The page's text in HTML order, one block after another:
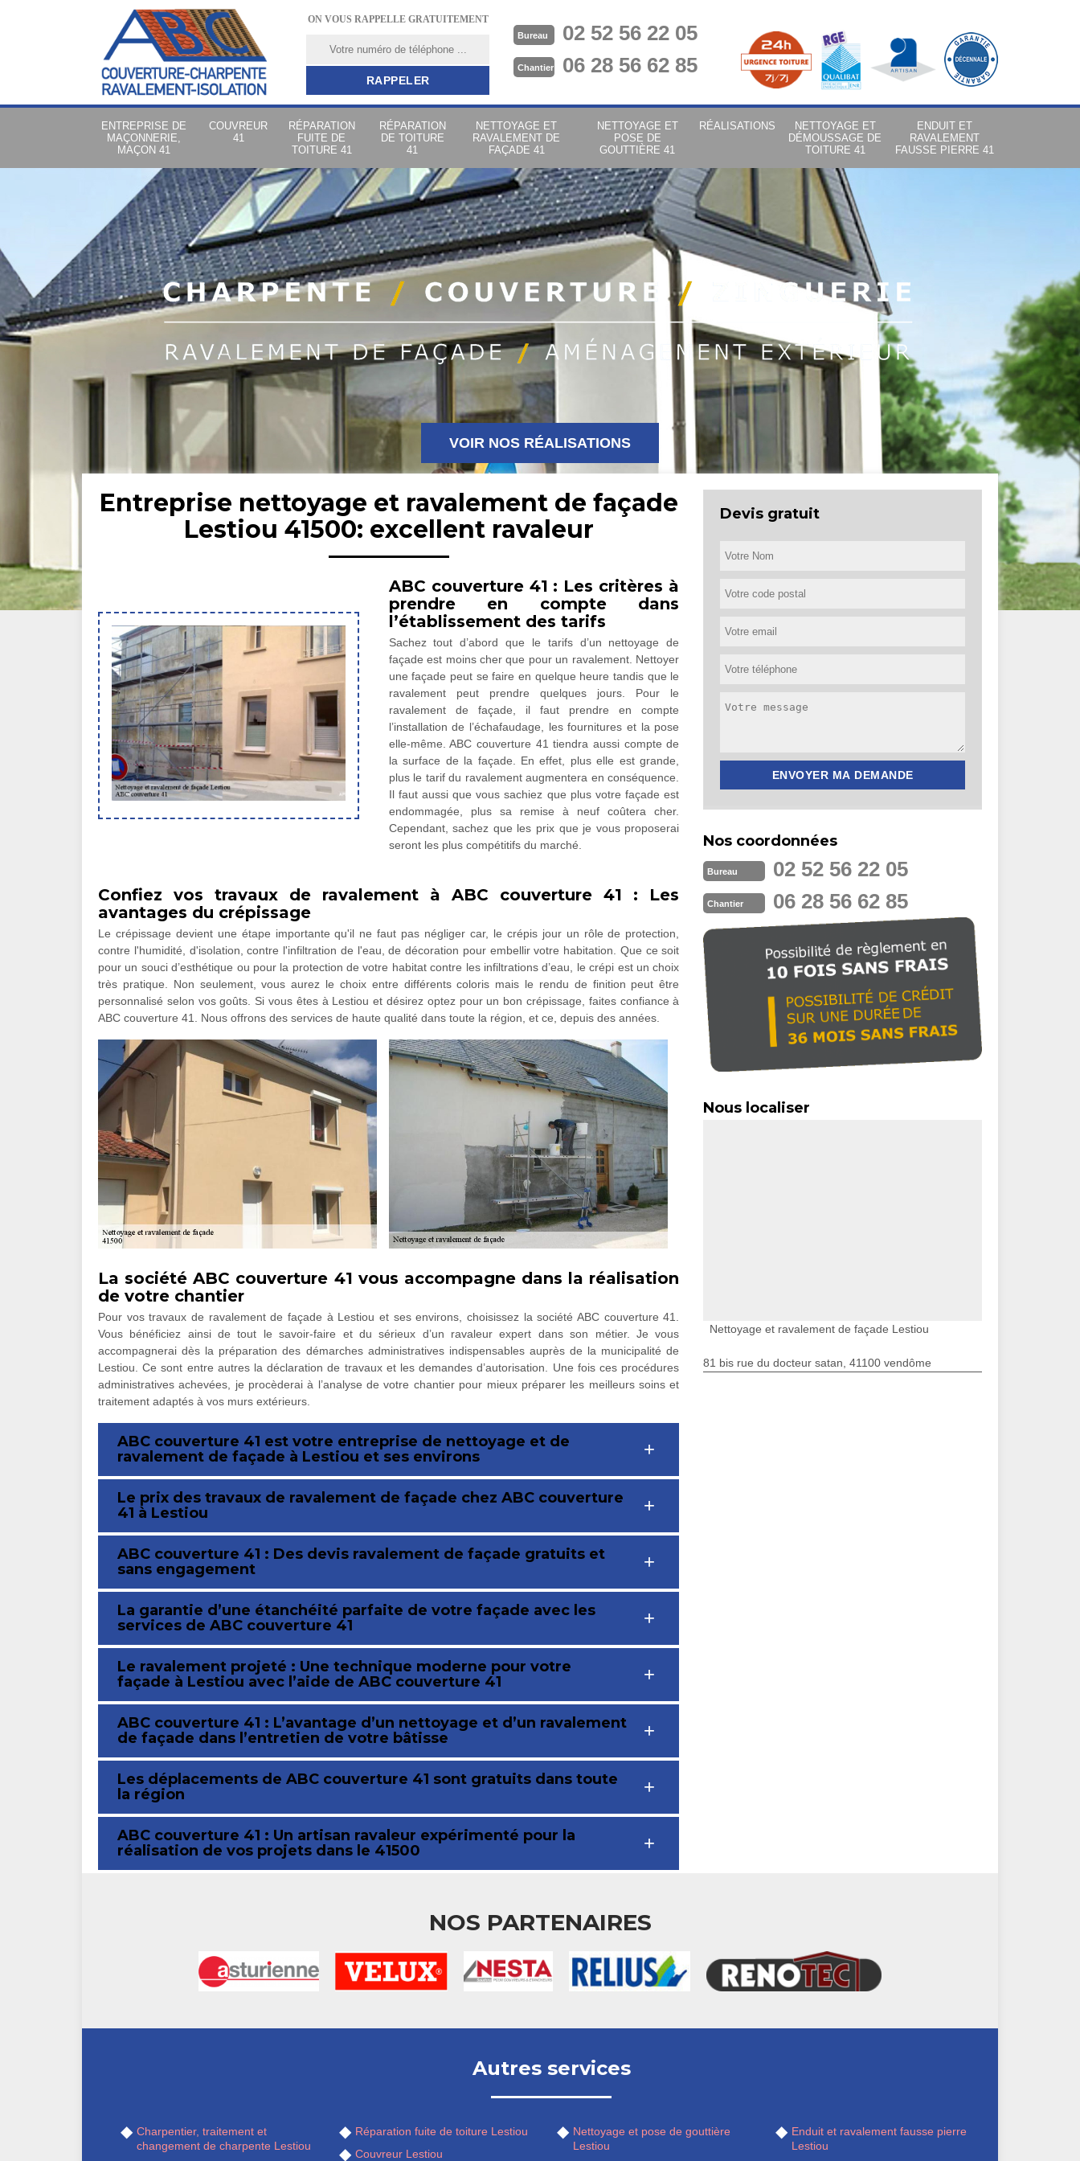
ON VOUS RAPPELLE GRATUITEMENT
Bureau 02 52 56 22 05
Chantier 06 28 56 62 85
ENTREPRISE DE
MAÇONNERIE,
MAÇON 41
COUVREUR
41
RÉPARATION
FUITE DE
TOITURE 41
RÉPARATION
DE TOITURE
41
NETTOYAGE ET
RAVALEMENT DE
FAÇADE 41
NETTOYAGE ET
POSE DE
GOUTTIÈRE 41
RÉALISATIONS
NETTOYAGE ET
DÉMOUSSAGE DE
TOITURE 41
ENDUIT ET
RAVALEMENT
FAUSSE PIERRE 41
VOIR NOS RÉALISATIONS
Entreprise nettoyage et ravalement de façade
Lestiou 41500: excellent ravaleur
ABC couverture 41 : Les critères à
prendre en compte dans
l’établissement des tarifs
Sachez tout d’abord que le tarifs d’un nettoyage de
façade est moins cher que pour un ravalement. Nettoyer
une façade peut se faire en quelque heure tandis que le
ravalement peut prendre quelques jours. Pour le
ravalement de façade, il faut prendre en compte
l’installation de l’échafaudage, les fournitures et la pose
elle-même. ABC couverture 41 tiendra aussi compte de
la surface de la façade. En effet, plus elle est grande,
plus le tarif du ravalement augmentera en conséquence.
Il faut aussi que vous sachiez que plus votre façade est
endommagée, plus sa remise à neuf coûtera cher.
Cependant, sachez que les prix que je vous proposerai
seront les plus compétitifs du marché.
Confiez vos travaux de ravalement à ABC couverture 41 : Les
avantages du crépissage
Le crépissage devient une étape importante qu'il ne faut pas négliger car, le crépis jour un rôle de protection,
contre l'humidité, d'isolation, contre l'infiltration de l'eau, de décoration pour embellir votre habitation. Que ce soit
pour un souci d’esthétique ou pour la protection de votre habitat contre les infiltrations d’eau, le crépi est un choix
très pratique. Non seulement, vous aurez le choix entre différents coloris mais le rendu de finition peut être
personnalisé selon vos goûts. Si vous êtes à Lestiou et désirez optez pour un bon crépissage, faites confiance à
ABC couverture 41. Nous offrons des services de haute qualité dans toute la région, et ce, depuis des années.
La société ABC couverture 41 vous accompagne dans la réalisation
de votre chantier
Pour vos travaux de ravalement de façade à Lestiou et ses environs, choisissez la société ABC couverture 41.
Vous bénéficiez ainsi de tout le savoir-faire et du sérieux d’un ravaleur expert dans son métier. Je vous
accompagnerai dès la préparation des démarches administratives indispensables auprès de la municipalité de
Lestiou. Ce sont entre autres la déclaration de travaux et les demandes d’autorisation. Une fois ces procédures
administratives achevées, je procèderai à l’analyse de votre chantier pour mieux préparer les meilleurs soins et
traitement adaptés à vos murs extérieurs.
ABC couverture 41 est votre entreprise de nettoyage et de
ravalement de façade à Lestiou et ses environs
Le prix des travaux de ravalement de façade chez ABC couverture
41 à Lestiou
ABC couverture 41 : Des devis ravalement de façade gratuits et
sans engagement
La garantie d’une étanchéité parfaite de votre façade avec les
services de ABC couverture 41
Le ravalement projeté : Une technique moderne pour votre
façade à Lestiou avec l’aide de ABC couverture 41
ABC couverture 41 : L’avantage d’un nettoyage et d’un ravalement
de façade dans l’entretien de votre bâtisse
Les déplacements de ABC couverture 41 sont gratuits dans toute
la région
ABC couverture 41 : Un artisan ravaleur expérimenté pour la
réalisation de vos projets dans le 41500
Devis gratuit
Nos coordonnées
Bureau 02 52 56 22 05
Chantier 06 28 56 62 85
Nous localiser
Nettoyage et ravalement de façade Lestiou
81 bis rue du docteur satan, 41100 vendôme
NOS PARTENAIRES
Autres services
Charpentier, traitement et
changement de charpente Lestiou
Réparation fuite de toiture Lestiou
Couvreur Lestiou
Nettoyage et pose de gouttière
Lestiou
Enduit et ravalement fausse pierre
Lestiou